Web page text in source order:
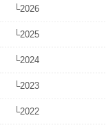
└2026
└2025
└2024
└2023
└2022